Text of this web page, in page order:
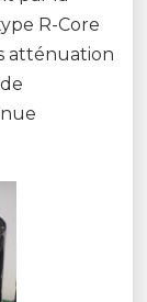
R-Core
atténuation